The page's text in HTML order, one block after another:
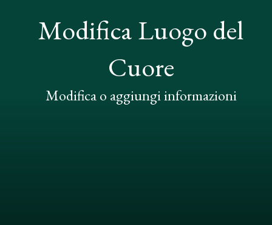
Modifica Luogo del
Cuore
Modifica o aggiungi informazioni